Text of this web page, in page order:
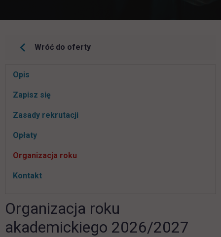
Wróć do oferty
Pomiń
nawigacje
Opis
Zapisz się
Zasady rekrutacji
Opłaty
Organizacja roku
Kontakt
Organizacja roku
akademickiego 2026/2027